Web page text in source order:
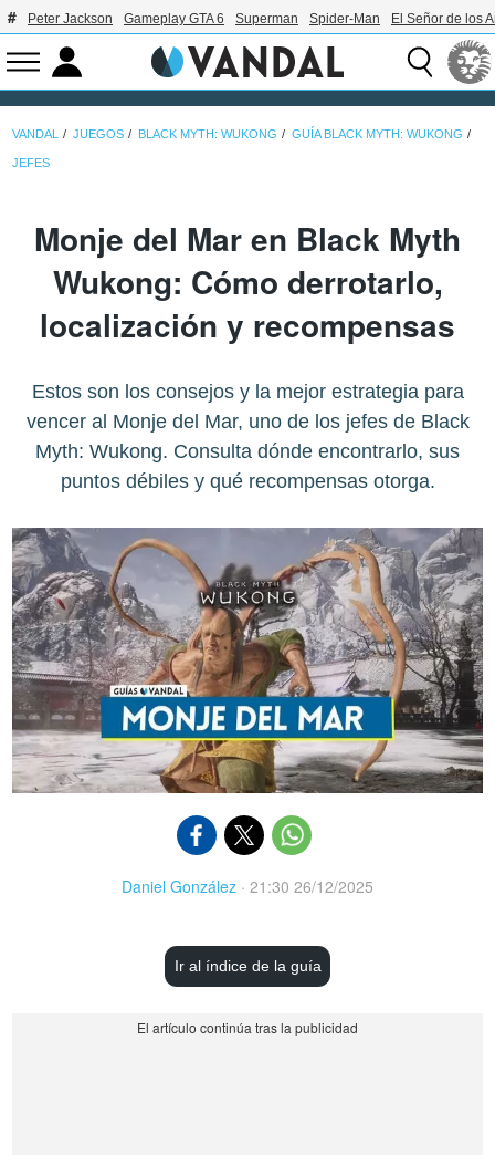
Peter Jackson Gameplay GTA 6 Superman Spider-Man El Señor de los
VANDAL JUEGOS BLACK MYTH: WUKONG GUÍA BLACK MYTH: WUKONG
JEFES
Monje del Mar en Black Myth
Wukong: Cómo derrotarlo,
localización y recompensas
Estos son los consejos y la mejor estrategia para
vencer al Monje del Mar, uno de los jefes de Black
Myth: Wukong. Consulta dónde encontrarlo, sus
puntos débiles y qué recompensas otorga.
Daniel González · 21:30 26/12/2025
Ir al índice de la guía